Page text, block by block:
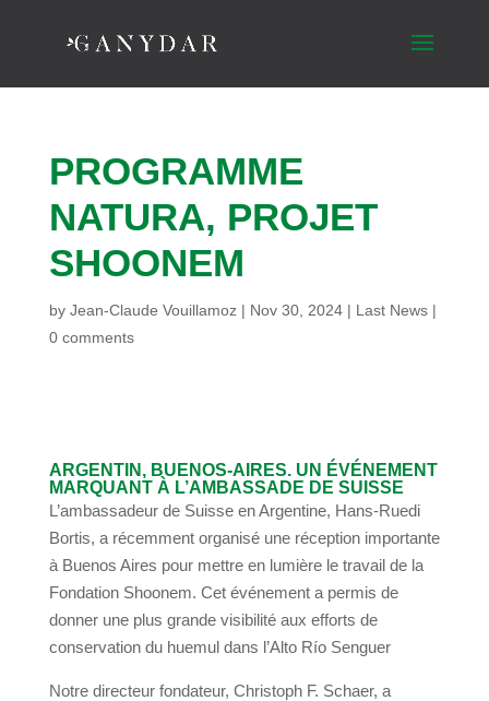
PROGRAMME
NATURA, PROJET
SHOONEM
by Jean-Claude Vouillamoz| Nov 30, 2024| Last News|
0 comments
ARGENTIN, BUENOS-AIRES. UN ÉVÉNEMENT
MARQUANT À L’AMBASSADE DE SUISSE
L’ambassadeur de Suisse en Argentine, Hans-Ruedi
Bortis, a récemment organisé une réception importante
à Buenos Aires pour mettre en lumière le travail de la
Fondation Shoonem. Cet événement a permis de
donner une plus grande visibilité aux efforts de
conservation du huemul dans l’Alto Río Senguer
Notre directeur fondateur, Christoph F. Schaer, a